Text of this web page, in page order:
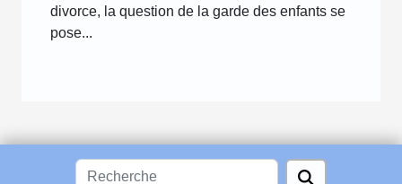
divorce, la question de la garde des enfants se
pose...